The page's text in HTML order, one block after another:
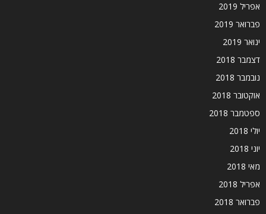
אפריל 2019
פברואר 2019
ינואר 2019
דצמבר 2018
נובמבר 2018
אוקטובר 2018
ספטמבר 2018
יולי 2018
יוני 2018
מאי 2018
אפריל 2018
פברואר 2018